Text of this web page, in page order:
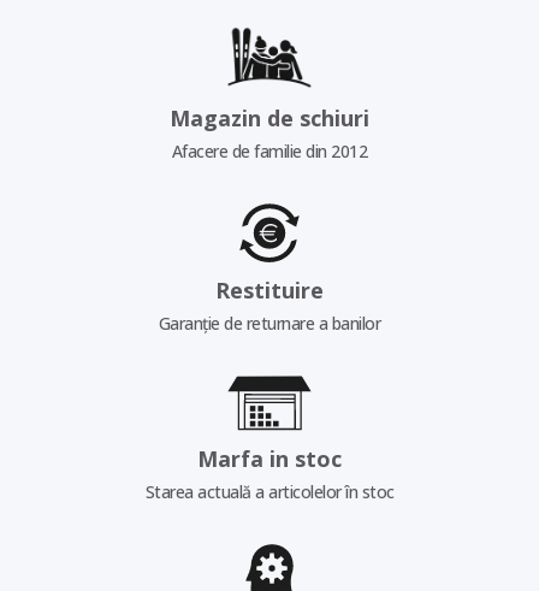
Magazin de schiuri
Afacere de familie din 2012
Restituire
Garanție de returnare a banilor
Marfa in stoc
Starea actuală a articolelor în stoc